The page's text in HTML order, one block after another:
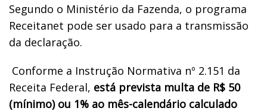
Segundo o Ministério da Fazenda, o programa
Receitanet pode ser usado para a transmissão
da declaração.
Conforme a Instrução Normativa nº 2.151 da
Receita Federal, está prevista multa de R$ 50
(mínimo) ou 1% ao mês-calendário calculado